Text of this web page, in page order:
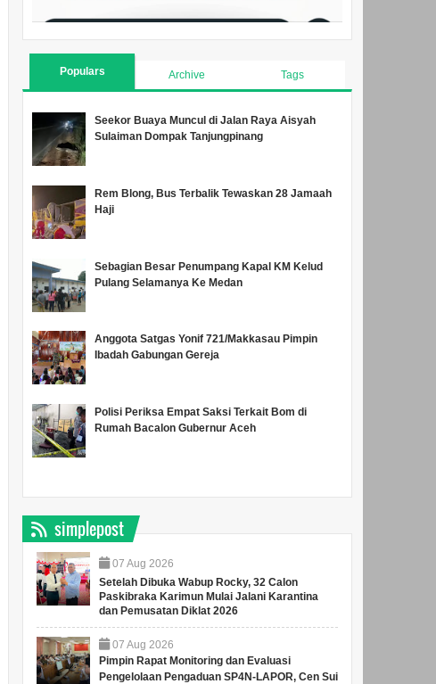
Populars Archive Tags
Seekor Buaya Muncul di Jalan Raya Aisyah
Sulaiman Dompak Tanjungpinang
Rem Blong, Bus Terbalik Tewaskan 28 Jamaah
Haji
Sebagian Besar Penumpang Kapal KM Kelud
Pulang Selamanya Ke Medan
Anggota Satgas Yonif 721/Makkasau Pimpin
Ibadah Gabungan Gereja
Polisi Periksa Empat Saksi Terkait Bom di
Rumah Bacalon Gubernur Aceh
simplepost
07 Aug 2026
Setelah Dibuka Wabup Rocky, 32 Calon
Paskibraka Karimun Mulai Jalani Karantina
dan Pemusatan Diklat 2026
07 Aug 2026
Pimpin Rapat Monitoring dan Evaluasi
Pengelolaan Pengaduan SP4N-LAPOR, Cen Sui